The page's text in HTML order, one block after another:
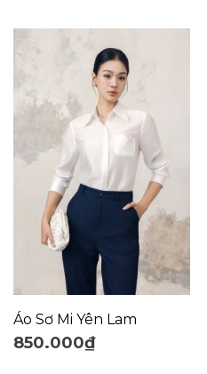
Áo Sơ Mi Yên Lam
850.000₫